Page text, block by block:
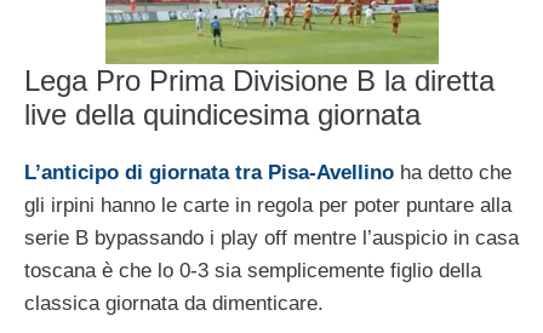
Lega Pro Prima Divisione B la diretta
live della quindicesima giornata
L’anticipo di giornata tra Pisa-Avellino ha detto che
gli irpini hanno le carte in regola per poter puntare alla
serie B bypassando i play off mentre l’auspicio in casa
toscana è che lo 0-3 sia semplicemente figlio della
classica giornata da dimenticare.